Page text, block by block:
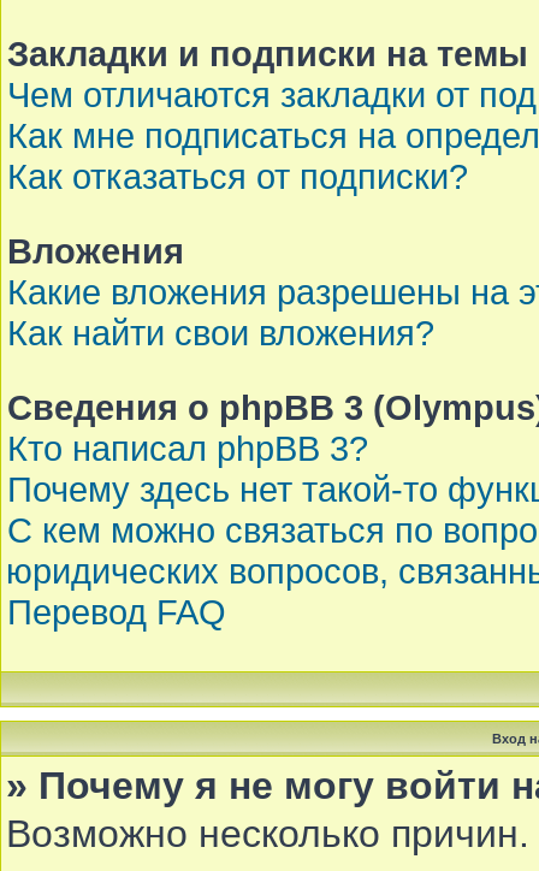
Закладки и подписки на темы
Чем отличаются закладки от
Как мне подписаться на
Как отказаться от подписки?
Вложения
Какие вложения разрешены на
Как найти свои вложения?
Сведения о phpBB 3
Кто написал phpBB 3?
Почему здесь нет такой-то
С кем можно связаться по
юридических вопросов,
Перевод FAQ
Вход
» Почему я не могу войти
Возможно несколько